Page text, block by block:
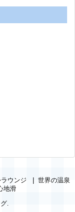
ウンジ
世界の温泉
地滑